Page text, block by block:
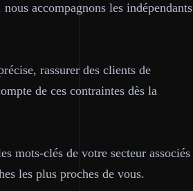
nous accompagnons les indépendants
rassurer des clients de
de ces contraintes dès la
mots-clés de votre secteur associés
les plus proches de vous.